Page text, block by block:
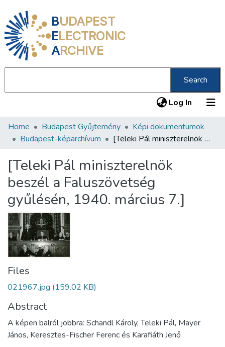
BUDAPEST
ELECTRONIC
ARCHIVE
Search
Log In (current)
Communities & Collections
Statistics
About us
Home Budapest Gyűjtemény
Képi dokumentumok
Budapest-képarchívum
[Teleki Pál miniszterelnök beszél a Faluszövetség gyűlésén, 1940. március 7.]
[Teleki Pál miniszterelnök
beszél a Faluszövetség
gyűlésén, 1940. március 7.]
Files
021967.jpg (159.02 KB)
Abstract
A képen balról jobbra: Schandl Károly, Teleki Pál, Mayer
János, Keresztes-Fischer Ferenc és Karafiáth Jenő